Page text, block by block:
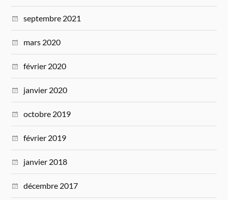
septembre 2021
mars 2020
février 2020
janvier 2020
octobre 2019
février 2019
janvier 2018
décembre 2017